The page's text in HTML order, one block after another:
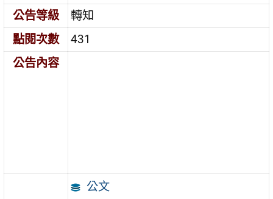
公告等級
轉知
點閱次數
431
公告內容
公文